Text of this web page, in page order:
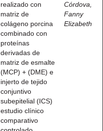
realizado con
matriz de
colágeno porcina
combinado con
proteínas
derivadas de
matriz de esmalte
(MCP) + (DME) e
injerto de tejido
conjuntivo
subepitelial (ICS)
estudio clínico
comparativo
Córdova,
Fanny
Elizabeth